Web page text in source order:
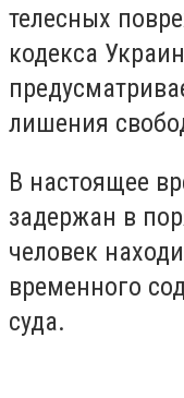
телесных
кодекса
лишения
В настоящее
задержан в
человек
временного
суда.